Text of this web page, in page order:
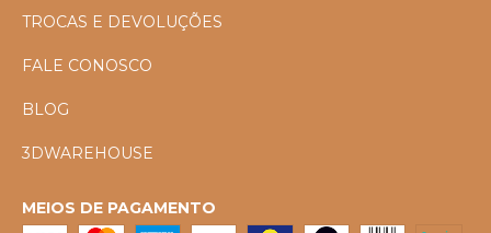
TROCAS E DEVOLUÇÕES
FALE CONOSCO
BLOG
3DWAREHOUSE
MEIOS DE PAGAMENTO